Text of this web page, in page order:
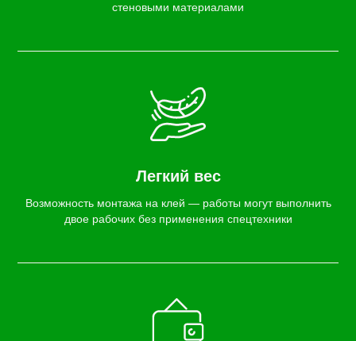
стеновыми материалами
Легкий вес
Возможность монтажа на клей — работы могут выполнить
двое рабочих без применения спецтехники